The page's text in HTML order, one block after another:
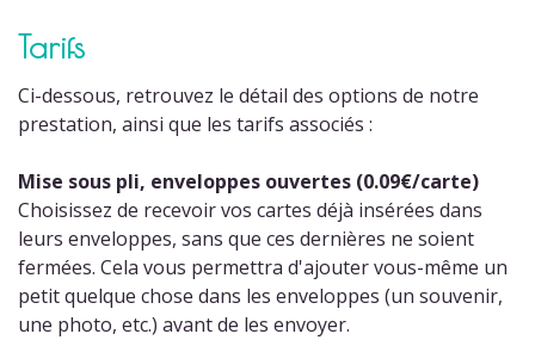
Tarifs
Ci-dessous, retrouvez le détail des options de notre
prestation, ainsi que les tarifs associés :
Mise sous pli, enveloppes ouvertes (0.09€/carte)
Choisissez de recevoir vos cartes déjà insérées dans
leurs enveloppes, sans que ces dernières ne soient
fermées. Cela vous permettra d'ajouter vous-même un
petit quelque chose dans les enveloppes (un souvenir,
une photo, etc.) avant de les envoyer.